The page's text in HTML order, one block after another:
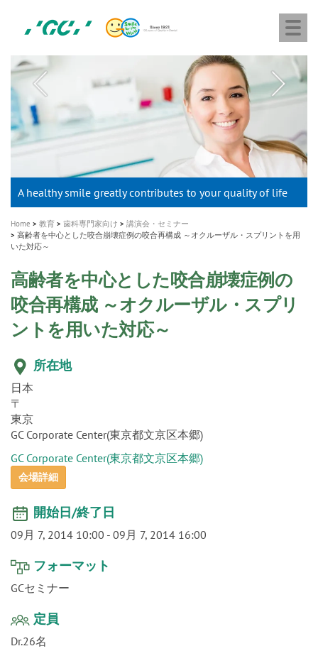
content
社
ジ
ー
シ
ー
M
A healthy smile greatly contributes to your quality of life
新発売 エバーエックス フロー
「セラスマート テクノロジーブック」公開
「イニシャル LiSi（リジ）ブロック テクノロジーブッ
ク」公開
歯を内部まで白くする
新製品 イオム ナゴミ for DH
専用サイトはこちら
新製品バキュクレーブ 118 / 318 Prime
製品の詳細情報はこちら
インプラント Aadva®
GCグループ企業
Home 教育
いた対応～
高齢者を中心とした咬合崩壊症例の
咬合再構成 ～オクルーザル・スプリ
ントを用いた対応～
日本
〒
東京
GC Corporate Center(東京都文京区本郷)
GC Corporate Center(東京都文京区本郷)
開始日/終了日
09月 7, 2014 10:00
フォーマット
GCセミナー
定員